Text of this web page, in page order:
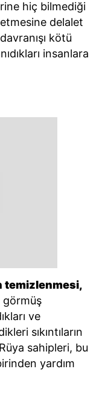
hiç bilmediği
delalet
kötü
insanlara
temizlenmesi,
görmüş
ve
sıkıntıların
sahipleri, bu
yardım